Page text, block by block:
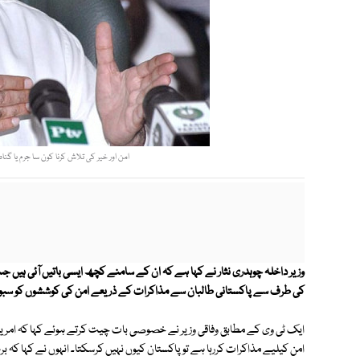
امن اور خیر کی تلاش کرنا کون سا جرم یا
وزیر داخلہ چوہدری نثار نے کہا ہے کہ ان کے سامنے کچھ ایسی باتیں آئی ہیں
کی طرف سے پاکستانی طالبان سے مذاکرات کے ذریعے امن کی کوششوں کو
امن کیلیے مذاکرات کررہا ہے تو پاکستان کیوں نہیں کرسکتا۔ انہوں نے کہا